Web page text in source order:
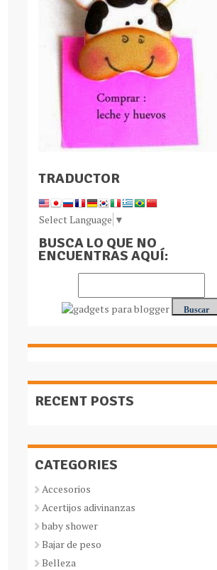
TRADUCTOR
Select Language ▼
BUSCA LO QUE NO
ENCUENTRAS AQUÍ:
RECENT POSTS
CATEGORIES
Accesorios
Acertijos adivinanzas
baby shower
Bajar de peso
Belleza